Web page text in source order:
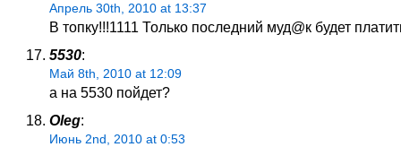
Апрель 30th, 2010 at 13:37
В топку!!!1111 Только последний муд@к будет
5530:
Май 8th, 2010 at 12:09
а на 5530 пойдет?
Oleg:
Июнь 2nd, 2010 at 0:53